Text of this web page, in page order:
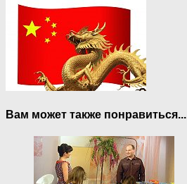
Вам может также понравиться...